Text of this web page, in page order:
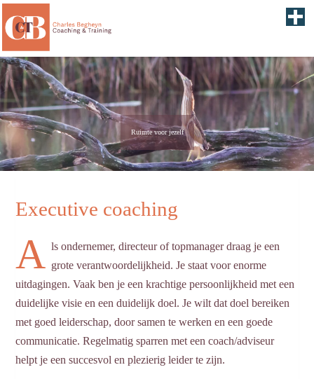
Ruimte voor jezelf
Executive coaching
A ls ondernemer, directeur of topmanager draag je een
grote verantwoordelijkheid. Je staat voor enorme
uitdagingen. Vaak ben je een krachtige persoonlijkheid met een
duidelijke visie en een duidelijk doel. Je wilt dat doel bereiken
met goed leiderschap, door samen te werken en een goede
communicatie. Regelmatig sparren met een coach/adviseur
helpt je een succesvol en plezierig leider te zijn.